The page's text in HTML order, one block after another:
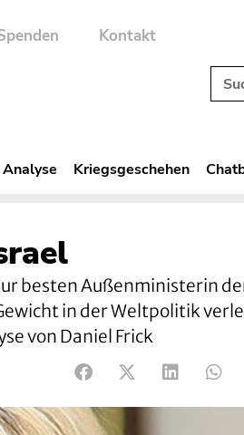
Kontakt
Kriegsgeschehen
besten Außenministerin
in der Weltpolitik
von Daniel Frick